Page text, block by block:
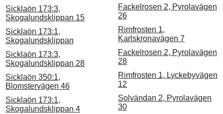
Sicklaön 173:3,
Skogalundsklippan 15
Sicklaön 173:1,
Skogalundsklippan
Sicklaön 173:3,
Skogalundsklippan 28
Sicklaön 350:1,
Blomstervägen 46
Sicklaön 173:1,
Skogalundsklippan 4
Fackelrosen 2, Pyrolavägen
26
Rimfrosten 1,
Karlskronavägen 7
Fackelrosen 2, Pyrolavägen
28
Rimfrosten 1, Lyckebyvägen
12
Solvändan 2, Pyrolavägen
30